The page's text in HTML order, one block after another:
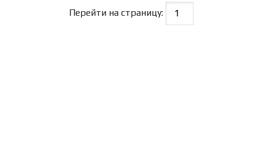
Перейти на страницу: